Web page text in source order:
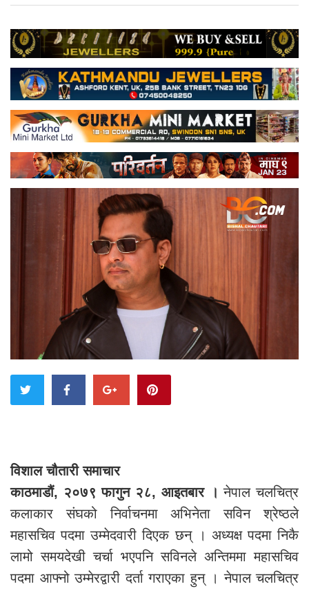
विशाल चौतारी समाचार
काठमाडौं, २०७९ फागुन २८, आइतबार । नेपाल चलचित्र
कलाकार संघको निर्वाचनमा अभिनेता सविन श्रेष्ठले
महासचिव पदमा उम्मेदवारी दिएक छन् । अध्यक्ष पदमा निकै
लामो समयदेखी चर्चा भएपनि सविनले अन्तिममा महासचिव
पदमा आफ्नो उम्मेरद्वारी दर्ता गराएका हुन् । नेपाल चलचित्र